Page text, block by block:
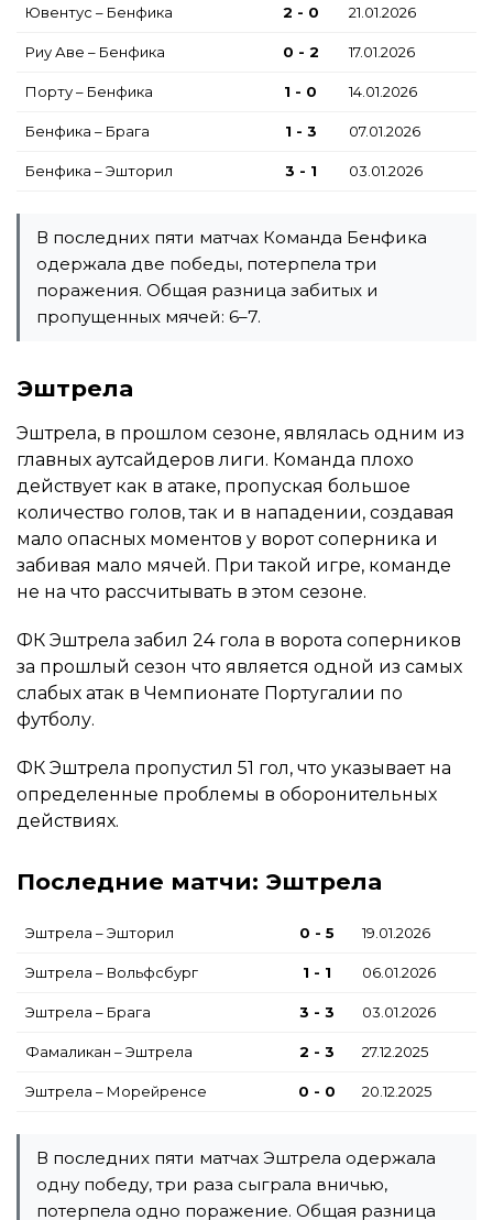
Ювентус – Бенфика 2 - 0 21.01.2026
Риу Аве – Бенфика 0 - 2 17.01.2026
Порту – Бенфика 1 - 0 14.01.2026
Бенфика – Брага 1 - 3 07.01.2026
Бенфика – Эшторил 3 - 1 03.01.2026
В последних пяти матчах Команда Бенфика
одержала две победы, потерпела три
поражения. Общая разница забитых и
пропущенных мячей: 6–7.
Эштрела
Эштрела, в прошлом сезоне, являлась одним из
главных аутсайдеров лиги. Команда плохо
действует как в атаке, пропуская большое
количество голов, так и в нападении, создавая
мало опасных моментов у ворот соперника и
забивая мало мячей. При такой игре, команде
не на что рассчитывать в этом сезоне.
ФК Эштрела забил 24 гола в ворота соперников
за прошлый сезон что является одной из самых
слабых атак в Чемпионате Португалии по
футболу.
ФК Эштрела пропустил 51 гол, что указывает на
определенные проблемы в оборонительных
действиях.
Последние матчи: Эштрела
Эштрела – Эшторил 0 - 5 19.01.2026
Эштрела – Вольфсбург 1 - 1 06.01.2026
Эштрела – Брага 3 - 3 03.01.2026
Фамаликан – Эштрела 2 - 3 27.12.2025
Эштрела – Морейренсе 0 - 0 20.12.2025
В последних пяти матчах Эштрела одержала
одну победу, три раза сыграла вничью,
потерпела одно поражение. Общая разница